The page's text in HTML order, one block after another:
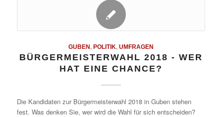
GUBEN, POLITIK, UMFRAGEN
BÜRGERMEISTERWAHL 2018 - WER
HAT EINE CHANCE?
Die Kandidaten zur Bürgermeisterwahl 2018 in Guben stehen
fest. Was denken Sie, wer wird die Wahl für sich entscheiden?